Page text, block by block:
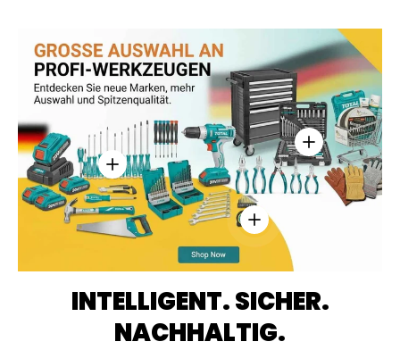
Einzelheiten anzeigen -
Einzelheiten anzeigen -
Einzelheiten
INTELLIGENT. SICHER.
NACHHALTIG.